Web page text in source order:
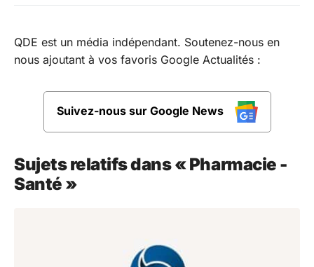
QDE est un média indépendant. Soutenez-nous en
nous ajoutant à vos favoris Google Actualités :
Suivez-nous sur Google News
Sujets relatifs dans « Pharmacie -
Santé »